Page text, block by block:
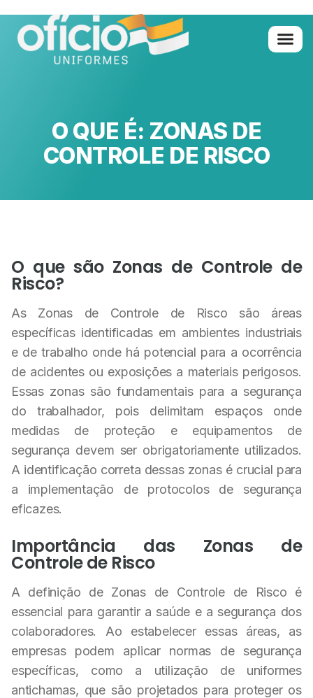
O QUE É: ZONAS DE
CONTROLE DE RISCO
O que são Zonas de Controle de
Risco?
As Zonas de Controle de Risco são áreas
específicas identificadas em ambientes industriais
e de trabalho onde há potencial para a ocorrência
de acidentes ou exposições a materiais perigosos.
Essas zonas são fundamentais para a segurança
do trabalhador, pois delimitam espaços onde
medidas de proteção e equipamentos de
segurança devem ser obrigatoriamente utilizados.
A identificação correta dessas zonas é crucial para
a implementação de protocolos de segurança
eficazes.
Importância das Zonas de
Controle de Risco
A definição de Zonas de Controle de Risco é
essencial para garantir a saúde e a segurança dos
colaboradores. Ao estabelecer essas áreas, as
empresas podem aplicar normas de segurança
específicas, como a utilização de uniformes
antichamas, que são projetados para proteger os